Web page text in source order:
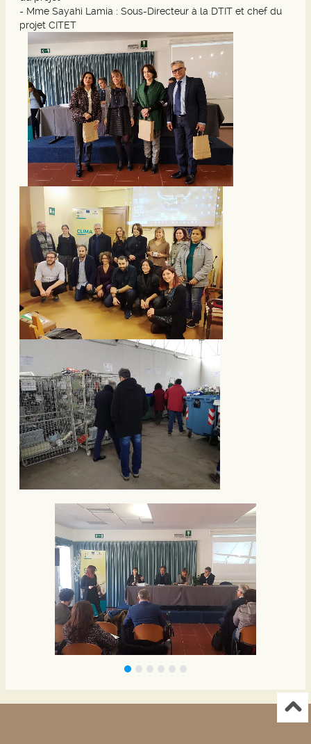
- Mme Sayahi Lamia : Sous-Directeur à la DTIT et chef du
projet CITET